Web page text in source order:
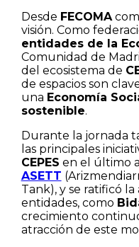
Desde FECOMA
visión. Como
entidades de la
Comunidad de
del ecosistema de
de espacios son
una Economía
sostenible.
Durante la jornada
las principales
CEPES en el último
ASETT
Tank), y se ratificó
entidades, como
crecimiento
atracción de este